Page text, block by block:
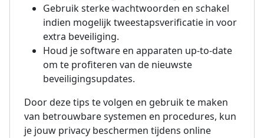
Gebruik sterke wachtwoorden en schakel
indien mogelijk tweestapsverificatie in voor
extra beveiliging.
Houd je software en apparaten up-to-date
om te profiteren van de nieuwste
beveiligingsupdates.
Door deze tips te volgen en gebruik te maken
van betrouwbare systemen en procedures, kun
je jouw privacy beschermen tijdens online